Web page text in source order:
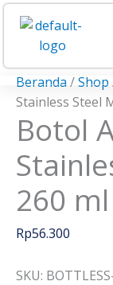
Lewati
konten
Beranda/Shop
Stainless Steel
Botol
260 ml
Rp56.300
SKU:
Kuantitas
Botol
Minum
Anak
Stainless
Steel
260
ml